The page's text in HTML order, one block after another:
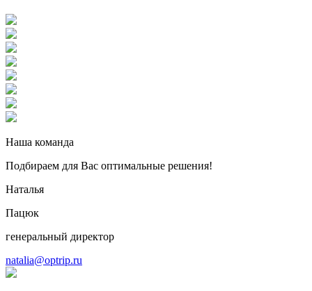
Наша команда
Подбираем для Вас оптимальные решения!
Наталья
Пацюк
генеральный директор
natalia@optrip.ru